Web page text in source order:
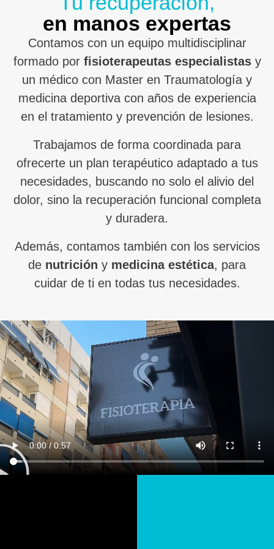
en manos expertas
Contamos con un equipo multidisciplinar
formado por fisioterapeutas especialistasy
un médico con Master en Traumatología y
medicina deportiva con años de experiencia
en el tratamiento y prevención de lesiones.
Trabajamos de forma coordinada para
ofrecerte un plan terapéutico adaptado a tus
necesidades, buscando no solo el alivio del
dolor, sino la recuperación funcional completa
y duradera.
Además, contamos también con los servicios
de nutrición y medicina estética, para
cuidar de ti en todas tus necesidades.